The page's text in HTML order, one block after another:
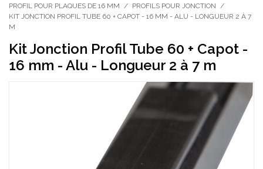
PROFIL POUR PLAQUES DE 16 MM / PROFILS POUR JONCTION /
KIT JONCTION PROFIL TUBE 60 + CAPOT - 16 MM - ALU - LONGUEUR 2 À 7
M
Kit Jonction Profil Tube 60 + Capot -
16 mm - Alu - Longueur 2 à 7 m